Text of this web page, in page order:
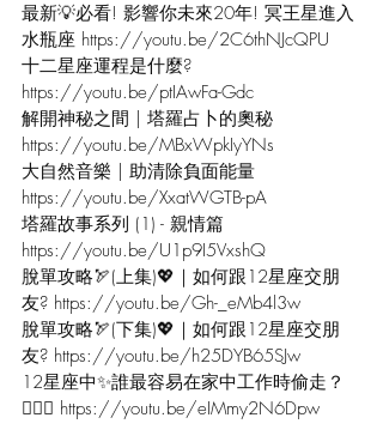
最新💡必看! 影響你未來20年! 冥王星進入
水瓶座 https://youtu.be/2C6thNJcQPU
十二星座運程是什麼?
https://youtu.be/ptIAwFa-Gdc
解開神秘之間 | 塔羅占卜的奧秘
https://youtu.be/MBxWpkIyYNs
大自然音樂 | 助清除負面能量
https://youtu.be/XxatWGTB-pA
塔羅故事系列 (1) - 親情篇
https://youtu.be/U1p9I5VxshQ
脫單攻略🏹(上集)💖｜如何跟12星座交朋
友? https://youtu.be/Gh-_eMb4l3w
脫單攻略🏹(下集)💖｜如何跟12星座交朋
友? https://youtu.be/h25DYB65SJw
12星座中✨誰最容易在家中工作時偷走？
🏃🏼‍♂️ https://youtu.be/eIMmy2N6Dpw